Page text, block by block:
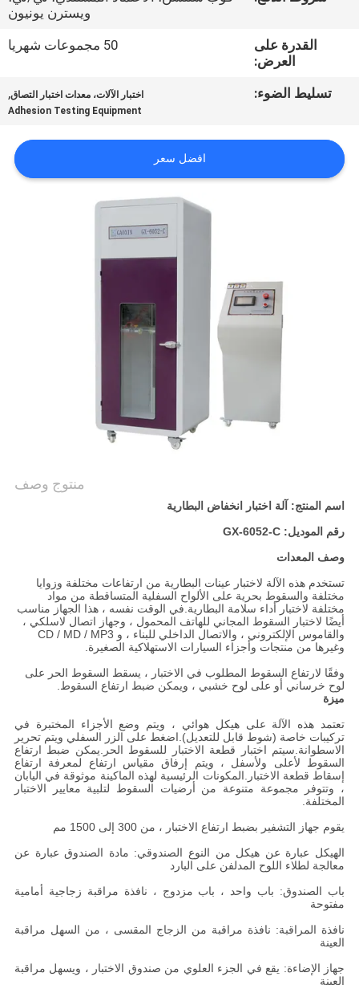
أخبار
اطلب
اقتباس
PRIVACY
POLICY
ويسترن يونيون
القدرة على
العرض:
50 مجموعات شهريا
تسليط الضوء: اختبار الآلات، معدات اختبار التصاق,
Adhesion Testing Equipment
افضل سعر
منتوج وصف
اسم المنتج: آلة اختبار انخفاض البطارية
رقم الموديل: GX-6052-C
وصف المعدات
تستخدم هذه الآلة لاختبار عينات البطارية من ارتفاعات مختلفة وزوايا
مختلفة والسقوط بحرية على الألواح السفلية المتساقطة من مواد
مختلفة لاختبار أداء سلامة البطارية.في الوقت نفسه ، هذا الجهاز مناسب
أيضًا لاختبار السقوط المجاني للهاتف المحمول ، وجهاز اتصال لاسلكي ،
والقاموس الإلكتروني ، والاتصال الداخلي للبناء ، و CD / MD / MP3
وغيرها من منتجات وأجزاء السيارات الاستهلاكية الصغيرة.
وفقًا لارتفاع السقوط المطلوب في الاختبار ، يسقط السقوط الحر على
لوح خرساني أو على لوح خشبي ، ويمكن ضبط ارتفاع السقوط.
ميزة
تعتمد هذه الآلة على هيكل هوائي ، ويتم وضع الأجزاء المختبرة في
تركيبات خاصة (شوط قابل للتعديل).اضغط على الزر السفلي ويتم تحرير
الاسطوانة.سيتم اختبار قطعة الاختبار للسقوط الحر.يمكن ضبط ارتفاع
السقوط لأعلى ولأسفل ، ويتم إرفاق مقياس ارتفاع لمعرفة ارتفاع
إسقاط قطعة الاختبار.المكونات الرئيسية لهذه الماكينة موثوقة في اليابان
، وتتوفر مجموعة متنوعة من أرضيات السقوط لتلبية معايير الاختبار
المختلفة.
يقوم جهاز التشفير بضبط ارتفاع الاختبار ، من 300 إلى 1500 مم
الهيكل عبارة عن هيكل من النوع الصندوقي: مادة الصندوق عبارة عن
معالجة لطلاء اللوح المدلفن على البارد
باب الصندوق: باب واحد ، باب مزدوج ، نافذة مراقبة زجاجية أمامية
مفتوحة
نافذة المراقبة: نافذة مراقبة من الزجاج المقسى ، من السهل مراقبة
العينة
جهاز الإضاءة: يقع في الجزء العلوي من صندوق الاختبار ، ويسهل مراقبة
العينة